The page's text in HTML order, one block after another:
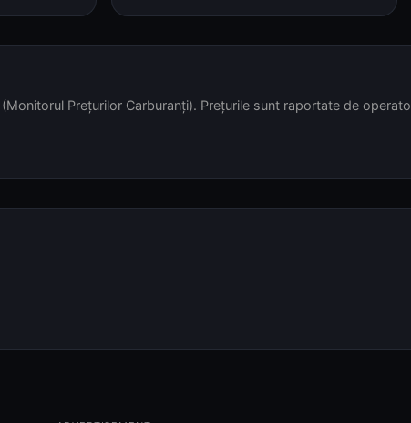
(Monitorul Prețurilor Carburanți). Prețurile sunt raportate de